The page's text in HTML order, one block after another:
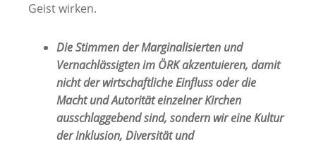
Geist wirken.
Die Stimmen der Marginalisierten und
Vernachlässigten im ÖRK akzentuieren, damit
nicht der wirtschaftliche Einfluss oder die
Macht und Autorität einzelner Kirchen
ausschlaggebend sind, sondern wir eine Kultur
der Inklusion, Diversität und